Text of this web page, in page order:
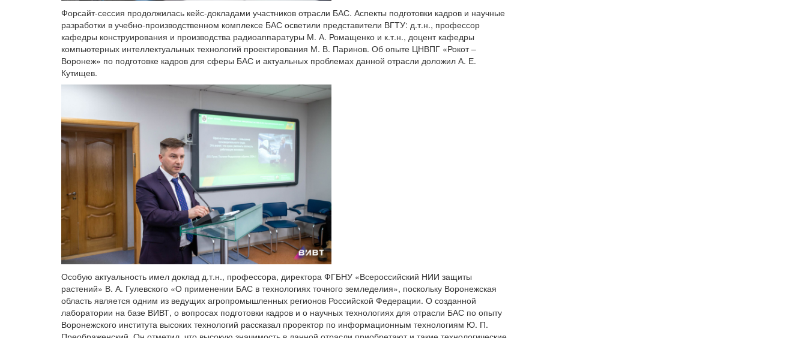
Форсайт-сессия продолжилась кейс-докладами участников отрасли БАС. Аспекты подготовки кадров и научные
разработки в учебно-производственном комплексе БАС осветили представители ВГТУ: д.т.н., профессор
кафедры конструирования и производства радиоаппаратуры М. А. Ромащенко и к.т.н., доцент кафедры
компьютерных интеллектуальных технологий проектирования М. В. Паринов. Об опыте ЦНВПГ «Рокот –
Воронеж» по подготовке кадров для сферы БАС и актуальных проблемах данной отрасли доложил А. Е.
Кутищев.
Особую актуальность имел доклад д.т.н., профессора, директора ФГБНУ «Всероссийский НИИ защиты
растений» В. А. Гулевского «О применении БАС в технологиях точного земледелия», поскольку Воронежская
область является одним из ведущих агропромышленных регионов Российской Федерации. О созданной
лаборатории на базе ВИВТ, о вопросах подготовки кадров и о научных технологиях для отрасли БАС по опыту
Воронежского института высоких технологий рассказал проректор по информационным технологиям Ю. П.